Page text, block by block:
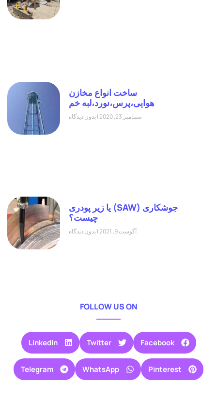
ساخت انواع مخازن
هوایی،پرس،نورد،لبه خم
سپتامبر 23, 2020 بدون دیدگاه
جوشکاری (SAW) یا زیر پودری
چیست؟
آگوست 9, 2021 بدون دیدگاه
FOLLOW US ON
Facebook
Twitter
LinkedIn
Pinterest
WhatsApp
Telegram